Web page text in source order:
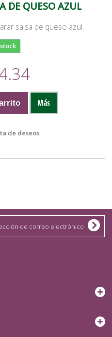
DE QUESO AZUL
salsa de queso azul.
Más
de deseos